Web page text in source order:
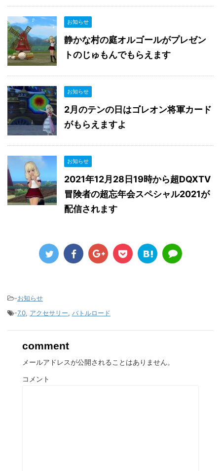
お知らせ
静かな村の庭オルゴールがプレゼン
トのじゅもんでもらえます
お知らせ
2月のテンの日はゴレオン将軍カード
がもらえますよ
お知らせ
2021年12月28日19時から超DQXTV
冒険者の超忘年会スペシャル2021が
配信されます
-お知らせ
-7.0, アクセサリー, バトルロード
comment
メールアドレスが公開されることはありません。
コメント